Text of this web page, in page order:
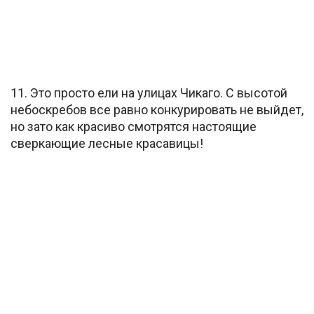
11. Это просто ели на улицах Чикаго. С высотой
небоскребов все равно конкурировать не выйдет,
но зато как красиво смотрятся настоящие
сверкающие лесные красавицы!